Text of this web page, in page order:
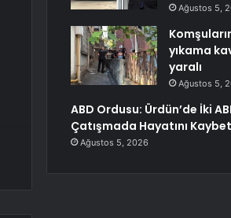
Ağustos 5,
yıkama
yaralı
Ağustos 5,
ABD Ordusu: Ürdün’de İki
Çatışmada Hayatını
Ağustos 5, 2026